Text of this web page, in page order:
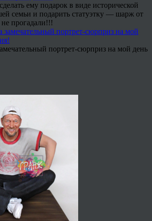
ему подарок в виде исторической
семьи и подарить статуэтку — шарж от
прогадали!!!
портрет-сюрприз на мой день